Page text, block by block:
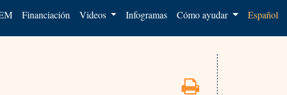
Financiación Videos Infogramas Cómo ayudar Español